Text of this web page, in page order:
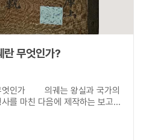
란 무엇인가?
엇인가 의궤는 왕실과 국가의
를 마친 다음에 제작하는 보고...